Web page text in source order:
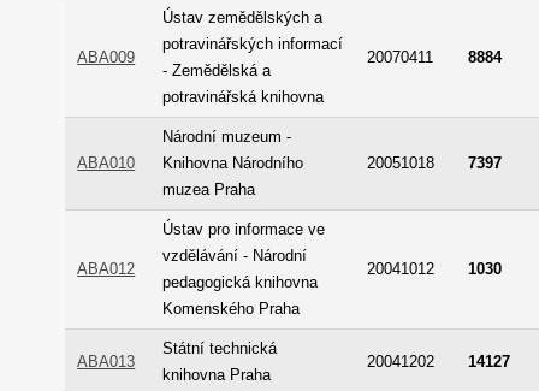
ABA009
Ústav zemědělských a
potravinářských informací
- Zemědělská a
potravinářská knihovna
20070411 8884
ABA010
Národní muzeum -
Knihovna Národního
muzea Praha
20051018 7397
ABA012
Ústav pro informace ve
vzdělávání - Národní
pedagogická knihovna
Komenského Praha
20041012 1030
ABA013
Státní technická
knihovna Praha
20041202 14127